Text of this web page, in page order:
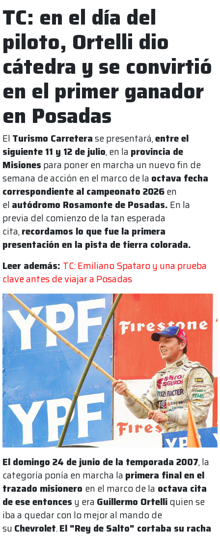
TC: en el día del
piloto, Ortelli dio
cátedra y se convirtió
en el primer ganador
en Posadas
El Turismo Carreterase presentará,entre el
siguiente 11 y 12 de julio, en la provincia de
Misiones para poner en marcha un nuevo fin de
semana de acción en el marco de la octava fecha
correspondiente al campeonato 2026en
el autódromo Rosamonte de Posadas. En la
previa del comienzo de la tan esperada
cita,recordamos lo que fue la primera
presentación en la pista de tierra colorada.
Leer además: TC: Emiliano Spataro y una prueba
clave antes de viajar a Posadas
El domingo 24 de junio de la temporada 2007, la
categoría ponía en marcha la primera final en el
trazado misionero en el marco de la octava cita
de ese entonces y era Guillermo Ortelliquien se
iba a quedar con lo mejor al mando de
su Chevrolet.El "Rey de Salto" cortaba su racha